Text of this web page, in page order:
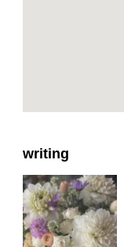
writing